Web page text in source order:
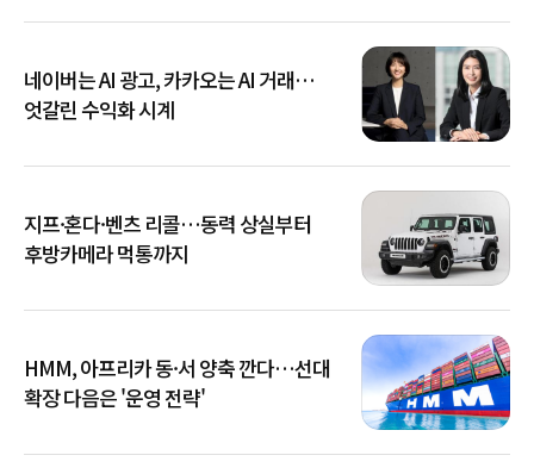
네이버는 AI 광고, 카카오는 AI 거래…
엇갈린 수익화 시계
지프·혼다·벤츠 리콜…동력 상실부터
후방카메라 먹통까지
HMM, 아프리카 동·서 양축 깐다…선대
확장 다음은 '운영 전략'